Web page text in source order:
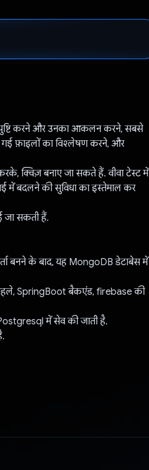
पुष्टि करने और उनका आकलन करने, सबसे
गई फ़ाइलों का विश्लेषण करने, और
क्विज़ बनाए जा सकते हैं. वीवा टेस्ट में
में बदलने की सुविधा का इस्तेमाल कर
जा सकती हैं.
बनने के बाद, यह MongoDB डेटाबेस में
SpringBoot बैकएंड, firebase की
में सेव की जाती है.